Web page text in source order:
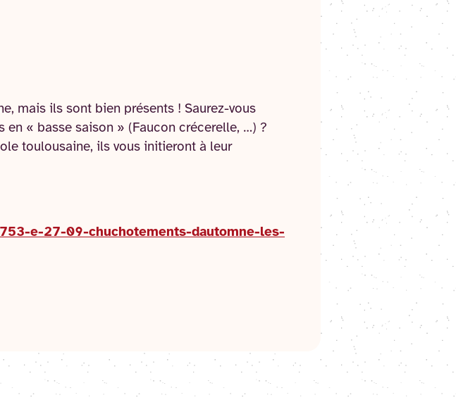
mais ils sont bien présents ! Saurez-vous
« basse saison » (Faucon crécerelle, …) ?
toulousaine, ils vous initieront à leur
e-27-09-chuchotements-dautomne-les-